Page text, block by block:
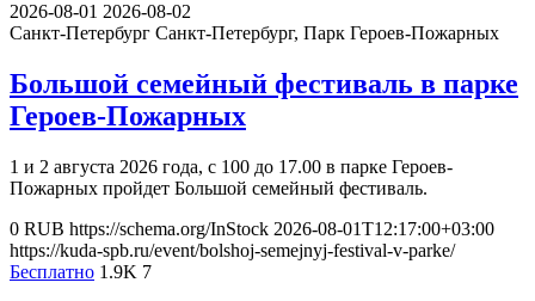
2026-08-01 2026-08-02
Санкт-Петербург Санкт-Петербург, Парк Героев-Пожарных
Большой семейный фестиваль в парке
Героев-Пожарных
1 и 2 августа 2026 года, с 100 до 17.00 в парке Героев-
Пожарных пройдет Большой семейный фестиваль.
0 RUB https://schema.org/InStock 2026-08-01T12:17:00+03:00
https://kuda-spb.ru/event/bolshoj-semejnyj-festival-v-parke/
Бесплатно 1.9K 7